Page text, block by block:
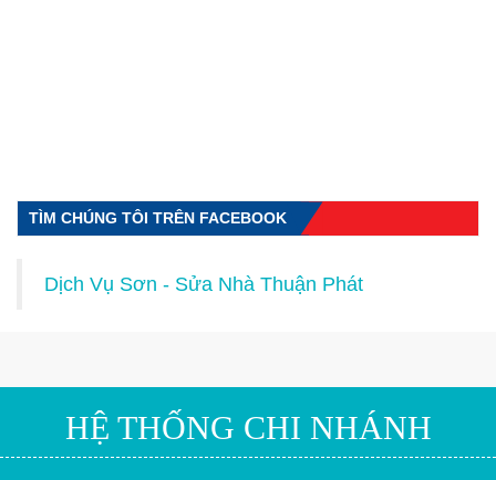
TÌM CHÚNG TÔI TRÊN FACEBOOK
Dịch Vụ Sơn - Sửa Nhà Thuận Phát
HỆ THỐNG CHI NHÁNH